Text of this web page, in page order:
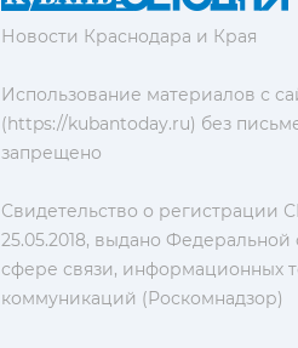
Новости Краснодара и Края
Использование материалов с
(https://kubantoday.ru) без
запрещено
Свидетельство о регистрации
25.05.2018, выдано
сфере связи, информационных
коммуникаций (Роскомнадзор)